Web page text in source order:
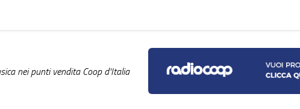
nei punti vendita Coop d'Italia